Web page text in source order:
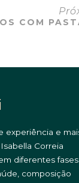
COM
experiência e
Correia
diferentes fases
composição